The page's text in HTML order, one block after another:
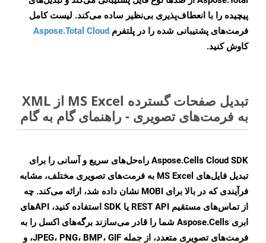
پیچیده را با انعطاف‌پذیری بی‌نظیر ساده می‌کند. لیست کامل
فرمت‌های پشتیبانی شده را در پلتفرم Aspose.Total Cloud
کاوش کنید.
تبدیل صفحات گسترده MS Excel از XML
به فرمت‌های تصویری - راهنمای گام به گام
Aspose.Cells Cloud SDK راه‌حل‌های سریع و آسانی را برای
تبدیل فایل‌های MS Excel به فرمت‌های تصویری مختلف، مشابه
فرآیندی که در بالا برای MOBI نشان داده شد، ارائه می‌کند. چه
از تماس‌های مستقیم REST API یا SDK استفاده کنید، APIهای
ابری Aspose.Cells شما را قادر می‌سازند برگه‌های اکسل را به
فرمت‌های تصویری متعدد، از جمله JPEG، PNG، BMP، GIF، و